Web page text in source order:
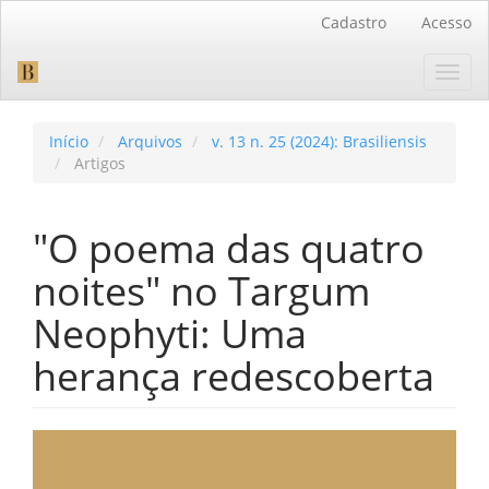
Barra
Cadastro Acesso
Início Arquivos
v. 13 n. 25 (2024): Brasiliensis
Artigos
"O poema das quatro
noites" no Targum
Neophyti: Uma
herança redescoberta